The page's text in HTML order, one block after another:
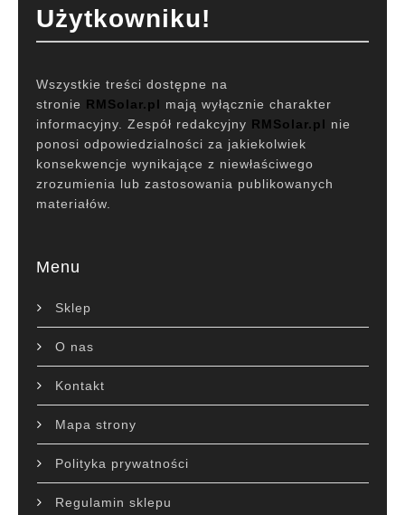
Użytkowniku!
Wszystkie treści dostępne na
stronie RMSolar.pl mają wyłącznie charakter
informacyjny. Zespół redakcyjny RMSolar.pl nie
ponosi odpowiedzialności za jakiekolwiek
konsekwencje wynikające z niewłaściwego
zrozumienia lub zastosowania publikowanych
materiałów.
Menu
Sklep
O nas
Kontakt
Mapa strony
Polityka prywatności
Regulamin sklepu